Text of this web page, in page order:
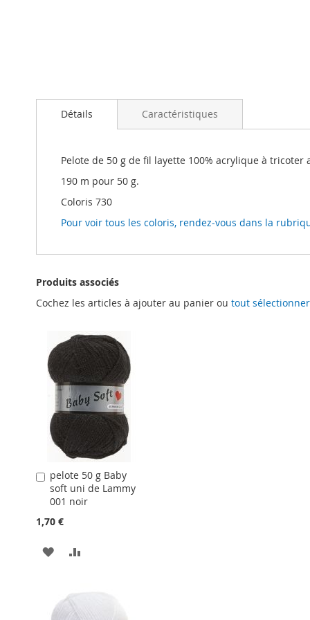
au
début
Galerie
Détails
Pelote de 50 g de fil layette 100% acrylique à tricoter
190 m pour 50 g.
Coloris 730
Pour voir tous les coloris, rendez-vous dans la
Caractéristiques
Produits associés
Cochez les articles à ajouter au panier ou tout sélectionner
pelote 50 g Baby
soft uni de Lammy
001 noir
1,70 €
Ajouter
au
panier
AJOUTER
LA